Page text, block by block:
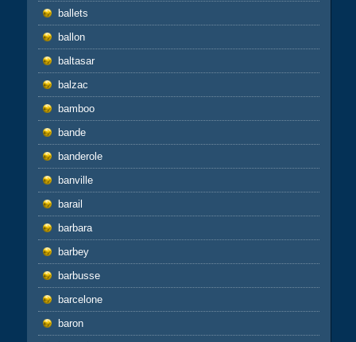
ballets
ballon
baltasar
balzac
bamboo
bande
banderole
banville
barail
barbara
barbey
barbusse
barcelone
baron